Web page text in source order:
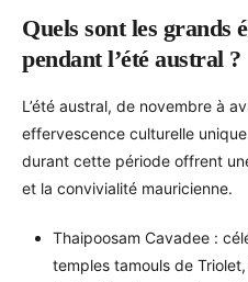
Quels sont les grands
pendant l’été austral ?
L’été austral, de novembre à
effervescence culturelle
durant cette période offrent
et la convivialité mauricienne.
Thaipoosam Cavadee :
temples tamouls de